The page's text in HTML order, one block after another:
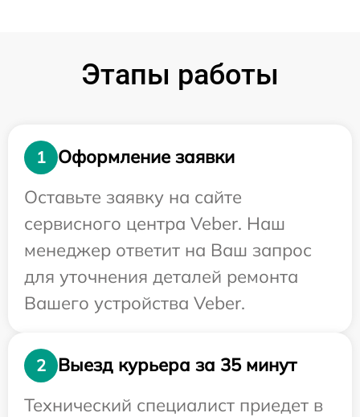
Этапы работы
1
Оформление заявки
Оставьте заявку на сайте
сервисного центра Veber. Наш
менеджер ответит на Ваш запрос
для уточнения деталей ремонта
Вашего устройства Veber.
2
Выезд курьера за 35 минут
Технический специалист приедет в